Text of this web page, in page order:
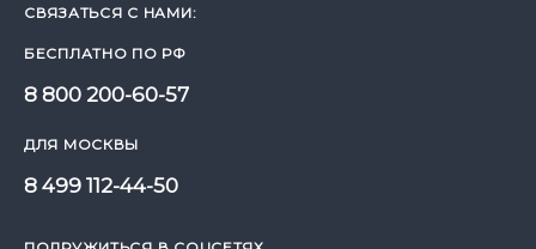
СВЯЗАТЬСЯ С НАМИ:
БЕСПЛАТНО ПО РФ
8 800 200-60-57
ДЛЯ МОСКВЫ
8 499 112-44-50